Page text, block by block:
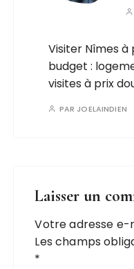
Visiter Nîmes à
budget :
visites à prix
PAR JOELAINDIEN
Laisser un
Votre adresse e-
Les champs
*